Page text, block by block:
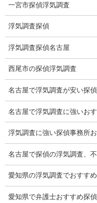
猫の捜索調査料金
報告書サンプル
調査事例
お礼の言葉
Q&A
浮気証拠は何回必要か？
浮気調査時間
調査料金のご質問
調査員の人数（浮気調
調査プランのご依頼の
一宮市探偵浮気調査
浮気調査探偵
浮気調査探偵名古屋
西尾市の探偵浮気調査
名古屋で浮気調査が安い探
名古屋で浮気調査に強いお
浮気調査に強い探偵事務所
名古屋で探偵の浮気調査、
愛知県の浮気調査でおすす
愛知県で弁護士おすすめ探